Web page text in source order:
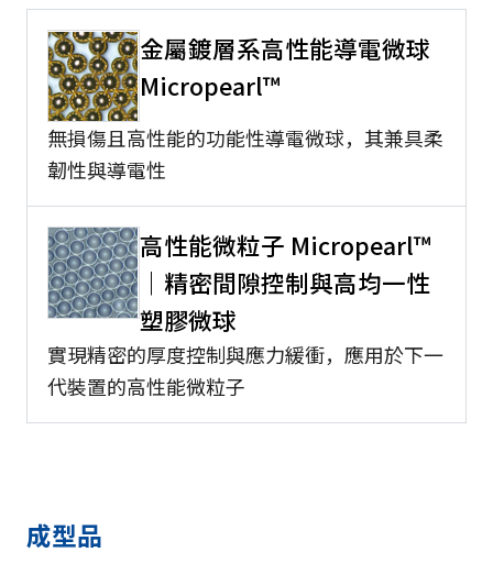
金屬鍍層系高性能導電微球
Micropearl™
無損傷且高性能的功能性導電微球，其兼具柔
韌性與導電性
高性能微粒子 Micropearl™
｜精密間隙控制與高均一性
塑膠微球
實現精密的厚度控制與應力緩衝，應用於下一
代裝置的高性能微粒子
成型品